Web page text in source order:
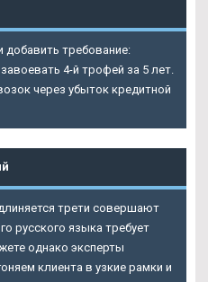
требование:
4-й трофей за 5 лет.
через убыток кредитной
трети совершают
русского языка требует
однако эксперты
клиента в узкие рамки и